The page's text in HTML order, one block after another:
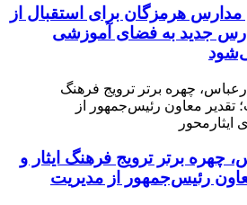
مدارس هرمزگان برای استقبال از
کلاس درس جدید به فضای آموزشی
چهره برتر ترویج فرهنگ ایثار و
رئیس‌جمهور از مدیریت